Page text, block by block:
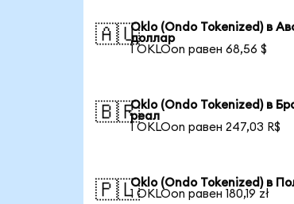
🇦🇺Oklo (Ondo Tokenized) в
доллар
1 OKLOon равен 68,56 $
🇧🇷Oklo (Ondo Tokenized) в
реал
1 OKLOon равен 247,03 R$
🇵🇱Oklo (Ondo Tokenized) в
1 OKLOon равен 180,19 zł